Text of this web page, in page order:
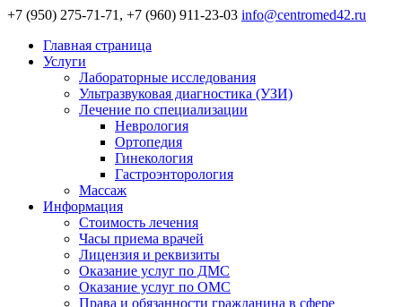
+7 (950) 275-71-71, +7 (960) 911-23-03 info@centromed42.ru
Главная страница
Услуги
Лабораторные исследования
Ультразвуковая диагностика (УЗИ)
Лечение по специализации
Неврология
Ортопедия
Гинекология
Гастроэнторология
Массаж
Информация
Стоимость лечения
Часы приема врачей
Лицензия и реквизиты
Оказание услуг по ДМС
Оказание услуг по ОМС
Права и обязанности гражданина в сфере